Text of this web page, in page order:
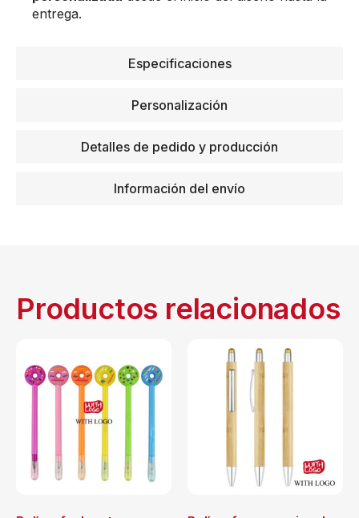
Especificaciones
Personalización
Detalles de pedido y producción
Información del envío
entrega.
Productos relacionados